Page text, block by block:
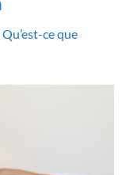
Qu’est-ce que